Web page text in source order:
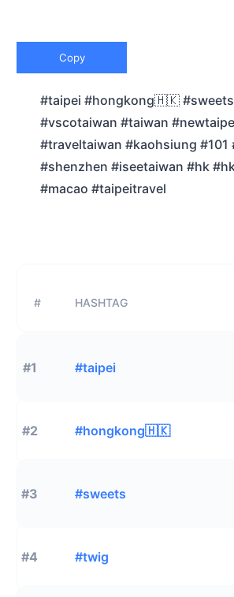
Copy
#taipei #hongkong🇭🇰
#vscotaiwan #taiwan
#traveltaiwan #kaohsiung #101
#shenzhen #iseetaiwan #hk
#macao #taipeitravel
# HASHTAG
#1 #taipei
#2 #hongkong🇭🇰
#3 #sweets
#4 #twig